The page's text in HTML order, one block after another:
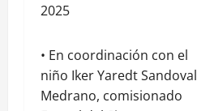
2025
• En coordinación con el
niño Iker Yaredt Sandoval
Medrano, comisionado